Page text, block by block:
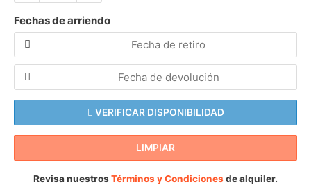
Fechas de arriendo
VERIFICAR DISPONIBILIDAD
LIMPIAR
Revisa nuestrosTérminos y Condicionesde alquiler.